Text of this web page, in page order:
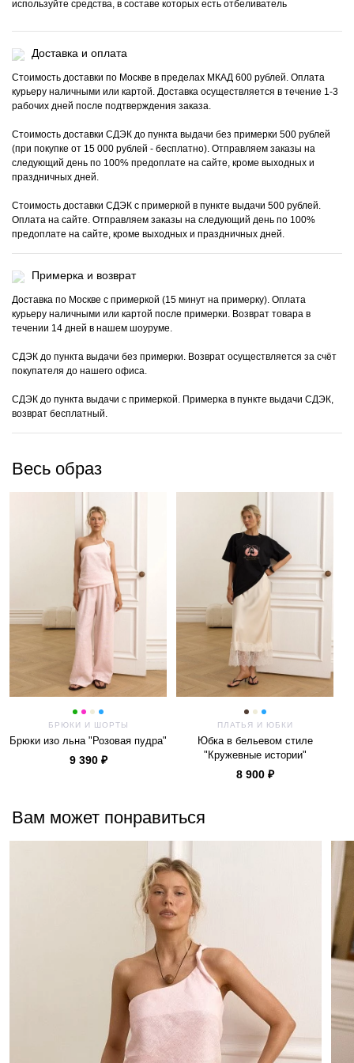
используйте средства, в составе которых есть отбеливатель
Доставка и оплата
Стоимость доставки по Москве в пределах МКАД 600 рублей. Оплата
курьеру наличными или картой. Доставка осуществляется в течение 1-3
рабочих дней после подтверждения заказа.
Стоимость доставки СДЭК до пункта выдачи без примерки 500 рублей
(при покупке от 15 000 рублей - бесплатно). Отправляем заказы на
следующий день по 100% предоплате на сайте, кроме выходных и
праздничных дней.
Стоимость доставки СДЭК с примеркой в пункте выдачи 500 рублей.
Оплата на сайте. Отправляем заказы на следующий день по 100%
предоплате на сайте, кроме выходных и праздничных дней.
Примерка и возврат
Доставка по Москве с примеркой (15 минут на примерку). Оплата
курьеру наличными или картой после примерки. Возврат товара в
течении 14 дней в нашем шоуруме.
СДЭК до пункта выдачи без примерки. Возврат осуществляется за счёт
покупателя до нашего офиса.
СДЭК до пункта выдачи с примеркой. Примерка в пункте выдачи СДЭК,
возврат бесплатный.
Весь образ
БРЮКИ И ШОРТЫ
Брюки изо льна "Розовая пудра"
9 390 ₽
ПЛАТЬЯ И ЮБКИ
Юбка в бельевом стиле
"Кружевные истории"
8 900 ₽
Вам может понравиться